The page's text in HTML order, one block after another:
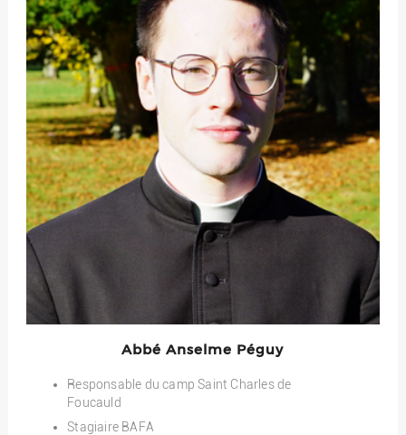
Abbé Anselme Péguy
Responsable du camp Saint Charles de
Foucauld
Stagiaire BAFA